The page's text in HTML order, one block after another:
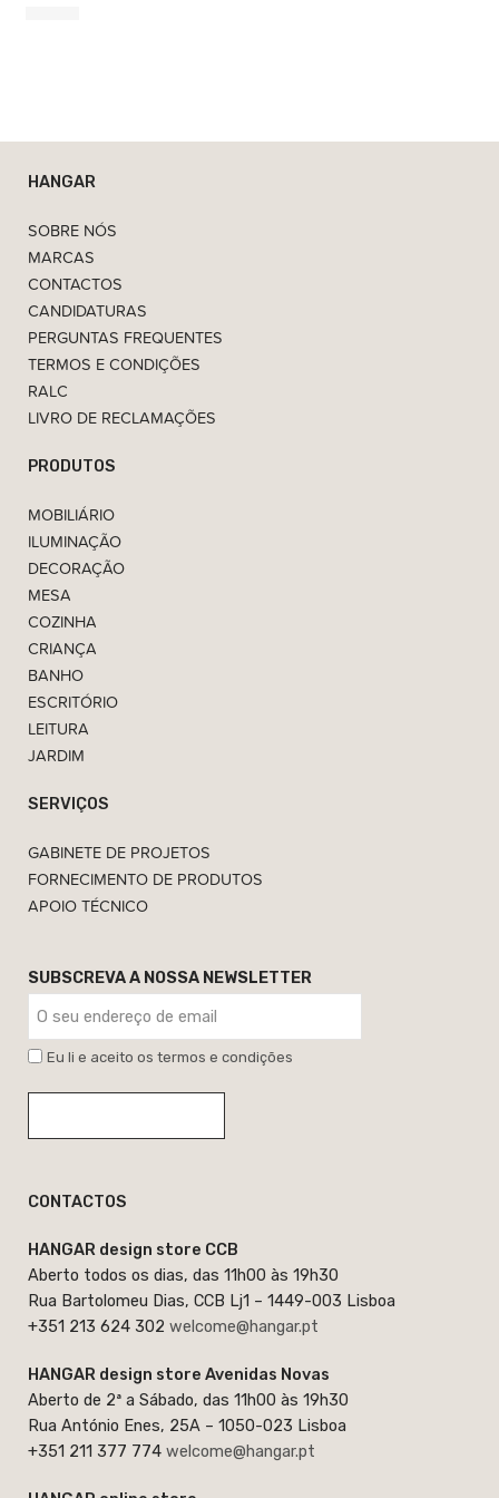
HANGAR
SOBRE NÓS
MARCAS
CONTACTOS
CANDIDATURAS
PERGUNTAS FREQUENTES
TERMOS E CONDIÇÕES
RALC
LIVRO DE RECLAMAÇÕES
PRODUTOS
MOBILIÁRIO
ILUMINAÇÃO
DECORAÇÃO
MESA
COZINHA
CRIANÇA
BANHO
ESCRITÓRIO
LEITURA
JARDIM
SERVIÇOS
GABINETE DE PROJETOS
FORNECIMENTO DE PRODUTOS
APOIO TÉCNICO
SUBSCREVA A NOSSA NEWSLETTER
Eu li e aceito os termos e condições
CONTACTOS
HANGAR design store CCB
Aberto todos os dias, das 11h00 às 19h30
Rua Bartolomeu Dias, CCB Lj1 – 1449-003 Lisboa
+351 213 624 302 welcome@hangar.pt
HANGAR design store Avenidas Novas
Aberto de 2ª a Sábado, das 11h00 às 19h30
Rua António Enes, 25A – 1050-023 Lisboa
+351 211 377 774 welcome@hangar.pt